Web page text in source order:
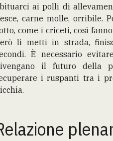
ai polli di
carne molle, orribile.
come i criceti, così
li metti in strada,
È necessario
il futuro della
i ruspanti tra i